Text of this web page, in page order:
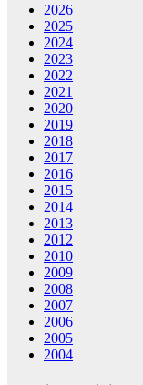
2026
2025
2024
2023
2022
2021
2020
2019
2018
2017
2016
2015
2014
2013
2012
2010
2009
2008
2007
2006
2005
2004